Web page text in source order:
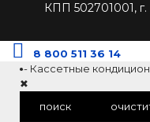
КПП 502701001,
8 800 511 36 14
-- Кассетные
✖
поиск